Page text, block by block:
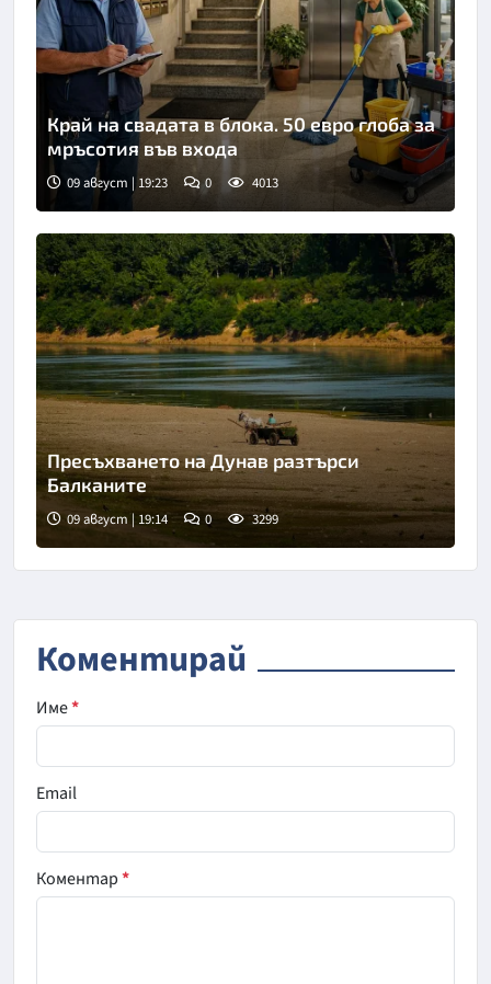
Край на свадата в блока. 50 евро глоба за
мръсотия във входа
09 август | 19:23 0 4013
Пресъхването на Дунав разтърси
Балканите
09 август | 19:14 0 3299
Коментирай
Име*
Email
Коментар*